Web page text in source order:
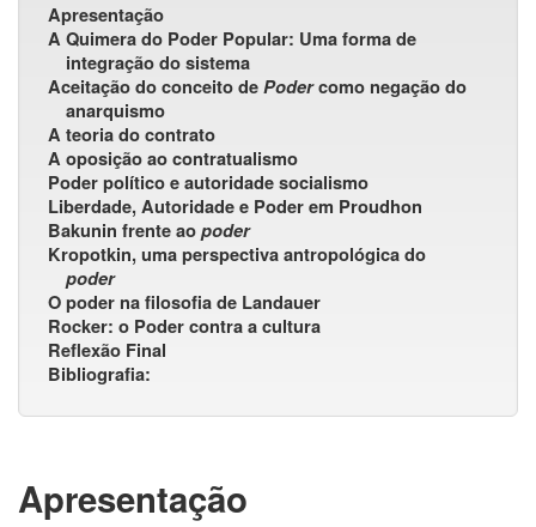
Apresentação
A Quimera do Poder Popular: Uma forma de
integração do sistema
Aceitação do conceito dePodercomo negação do
anarquismo
A teoria do contrato
A oposição ao contratualismo
Poder político e autoridade socialismo
Liberdade, Autoridade e Poder em Proudhon
Bakunin frente aopoder
Kropotkin, uma perspectiva antropológica do
poder
O poder na filosofia de Landauer
Rocker: o Poder contra a cultura
Reflexão Final
Bibliografia:
Apresentação